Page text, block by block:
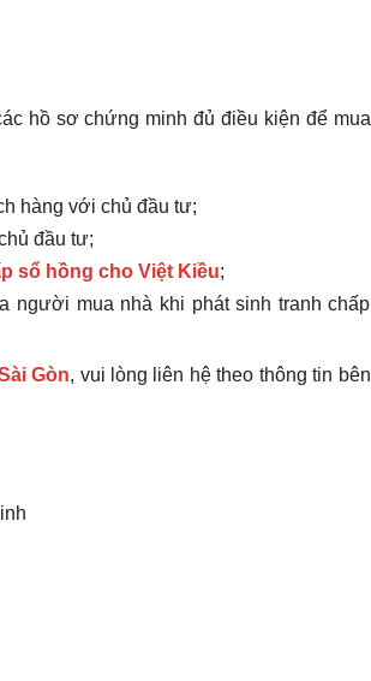
hồ sơ chứng minh đủ điều kiện để mua
hàng với chủ đầu tư;
đầu tư;
sổ hồng cho Việt Kiều;
người mua nhà khi phát sinh tranh chấp
Gòn, vui lòng liên hệ theo thông tin bên